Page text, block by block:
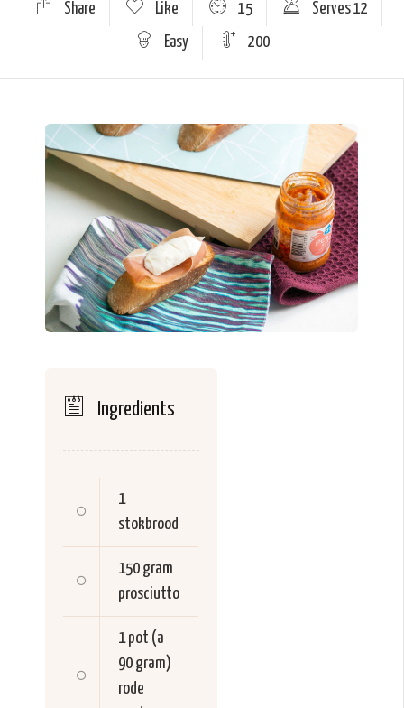
Share Like 15 Serves 12
Easy 200
Ingredients
1
stokbrood
150 gram
prosciutto
1 pot (a
90 gram)
rode